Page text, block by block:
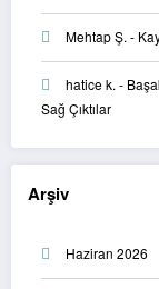
Mehtap Ş. -
hatice k. -
Sağ Çıktılar
Arşiv
Haziran 2026